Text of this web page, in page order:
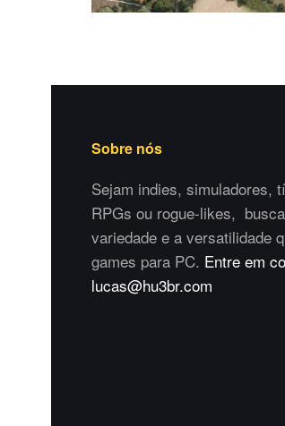
Sobre nós
Sejam indies, simuladores,
RPGs ou rogue-likes,
variedade e a versatilidade
games para PC. Entre em
lucas@hu3br.com